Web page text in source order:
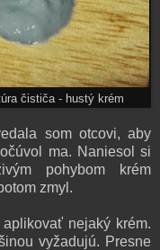
čističa - hustý krém
som otcovi, aby
ma. Naniesol si
pohybom krém
zmyl.
nejaký krém.
vyžadujú. Presne